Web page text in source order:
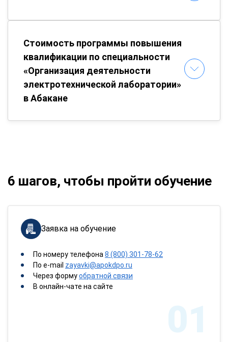
Стоимость программы повышения
квалификации по специальности
«Организация деятельности
электротехнической лаборатории»
в Абакане
6 шагов, чтобы пройти обучение
Заявка на обучение
По номеру телефона 8 (800) 301-78-62
По e-mail zayavki@apokdpo.ru
Через формуобратной связи
В онлайн-чате на сайте
01